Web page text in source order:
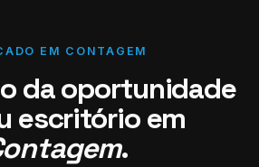
EM CONTAGEM
da oportunidade
escritório em
.